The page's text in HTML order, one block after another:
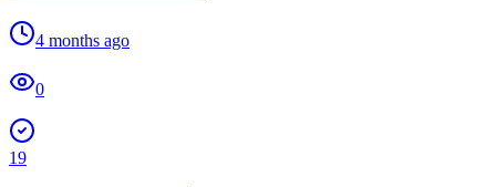
4 months ago
0
19